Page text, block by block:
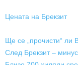
Цената на Брекзит
Ще се „прочисти“ ли
След Брекзит –